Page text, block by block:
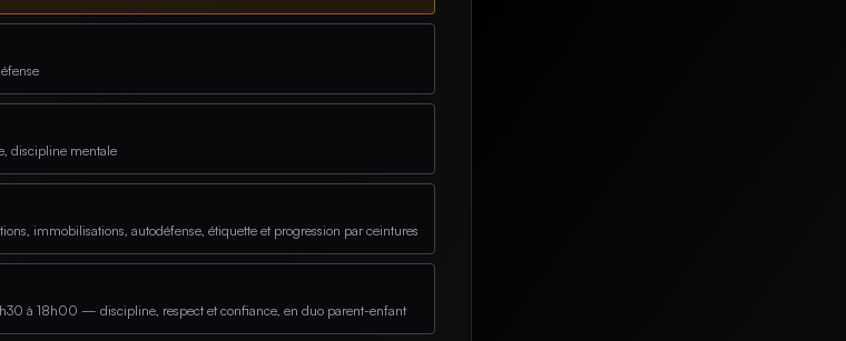
discipline mentale
immobilisations, autodéfense, étiquette et progression par ceintures
à 18h00 — discipline, respect et confiance, en duo parent-enfant